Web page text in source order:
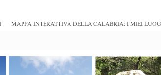
MAPPA INTERATTIVA DELLA CALABRIA: I MIEI